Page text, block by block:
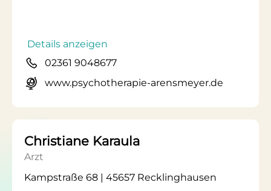
Details anzeigen
02361 9048677
www.psychotherapie-arensmeyer.de
Christiane Karaula
Arzt
Kampstraße 68 | 45657 Recklinghausen